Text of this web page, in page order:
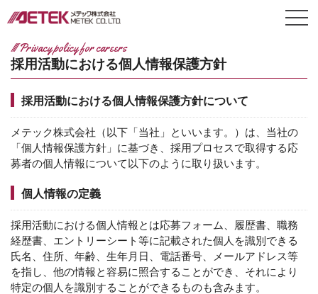
Privacy policy for careers
採用活動における個人情報保護方針
採用活動における個人情報保護方針について
メテック株式会社（以下「当社」といいます。）は、当社の
「個人情報保護方針」に基づき、採用プロセスで取得する応
募者の個人情報について以下のように取り扱います。
個人情報の定義
採用活動における個人情報とは応募フォーム、履歴書、職務
経歴書、エントリーシート等に記載された個人を識別できる
氏名、住所、年齢、生年月日、電話番号、メールアドレス等
を指し、他の情報と容易に照合することができ、それにより
特定の個人を識別することができるものも含みます。